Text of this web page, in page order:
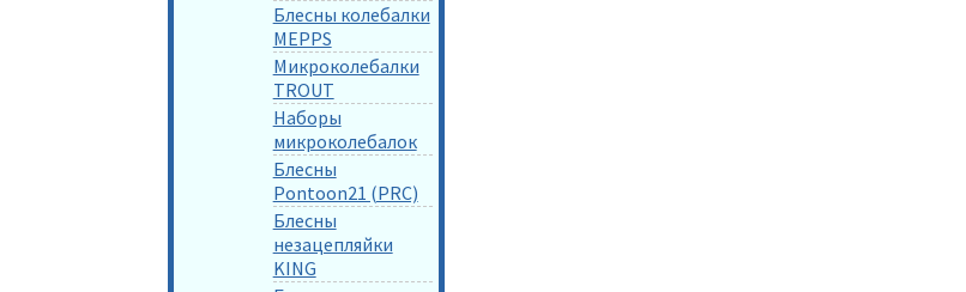
Блесны колебалки
MEPPS
Микроколебалки
TROUT
Наборы
микроколебалок
Блесны
Pontoon21 (PRC)
Блесны
незацепляйки
KING